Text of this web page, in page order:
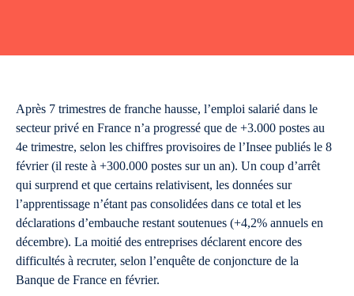
Après 7 trimestres de franche hausse, l’emploi salarié dans le
secteur privé en France n’a progressé que de +3.000 postes au
4e trimestre, selon les chiffres provisoires de l’Insee publiés le 8
février (il reste à +300.000 postes sur un an). Un coup d’arrêt
qui surprend et que certains relativisent, les données sur
l’apprentissage n’étant pas consolidées dans ce total et les
déclarations d’embauche restant soutenues (+4,2% annuels en
décembre). La moitié des entreprises déclarent encore des
difficultés à recruter, selon l’enquête de conjoncture de la
Banque de France en février.